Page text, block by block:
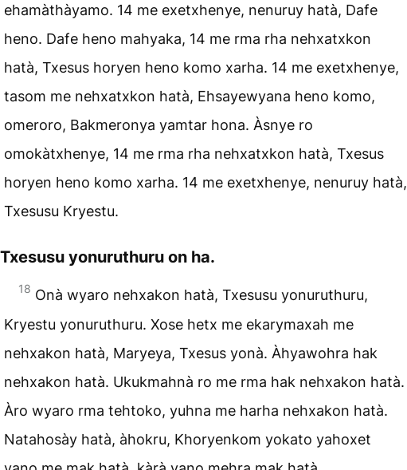
ehamàthàyamo. 14 me exetxhenye, nenuruy hatà, Dafe
heno. Dafe heno mahyaka, 14 me rma rha nehxatxkon
hatà, Txesus horyen heno komo xarha. 14 me exetxhenye,
tasom me nehxatxkon hatà, Ehsayewyana heno komo,
omeroro, Bakmeronya yamtar hona. Àsnye ro
omokàtxhenye, 14 me rma rha nehxatxkon hatà, Txesus
horyen heno komo xarha. 14 me exetxhenye, nenuruy hatà,
Txesusu Kryestu.
Txesusu yonuruthuru on ha.
18 Onà wyaro nehxakon hatà, Txesusu yonuruthuru,
Kryestu yonuruthuru. Xose hetx me ekarymaxah me
nehxakon hatà, Maryeya, Txesus yonà. Àhyawohra hak
nehxakon hatà. Ukukmahnà ro me rma hak nehxakon hatà.
Àro wyaro rma tehtoko, yuhna me harha nehxakon hatà.
Natahosày hatà, àhokru, Khoryenkom yokato yahoxet